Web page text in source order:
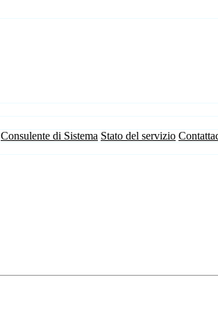
Consulente di Sistema Stato del servizio